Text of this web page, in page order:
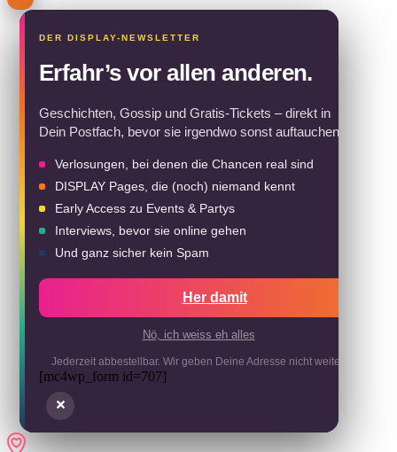
Erfahr’s vor allen anderen.
Geschichten, Gossip und Gratis-Tickets – direkt in
Dein Postfach, bevor sie irgendwo sonst auftauchen.
Verlosungen, bei denen die Chancen real sind
DISPLAY Pages, die (noch) niemand kennt
Early Access zu Events & Partys
Interviews, bevor sie online gehen
Und ganz sicher kein Spam
Her damit
Nö, ich weiss eh alles
Jederzeit abbestellbar. Wir geben Deine Adresse nicht weiter.
[mc4wp_form id=707]